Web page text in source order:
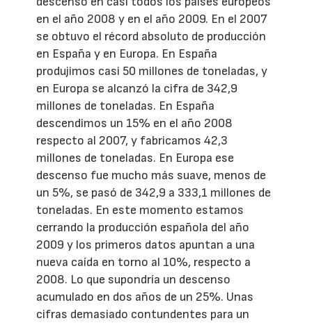
en el año 2008 y en el año 2009. En el 2007
se obtuvo el récord absoluto de producción
en España y en Europa. En España
produjimos casi 50 millones de toneladas, y
en Europa se alcanzó la cifra de 342,9
millones de toneladas. En España
descendimos un 15% en el año 2008
respecto al 2007, y fabricamos 42,3
millones de toneladas. En Europa ese
descenso fue mucho más suave, menos de
un 5%, se pasó de 342,9 a 333,1 millones de
toneladas. En este momento estamos
cerrando la producción española del año
2009 y los primeros datos apuntan a una
nueva caída en torno al 10%, respecto a
2008. Lo que supondría un descenso
acumulado en dos años de un 25%. Unas
cifras demasiado contundentes para un